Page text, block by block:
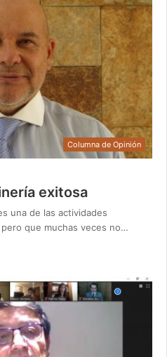
Columna de Opinión
exitosa
una de las actividades
que muchas veces no…